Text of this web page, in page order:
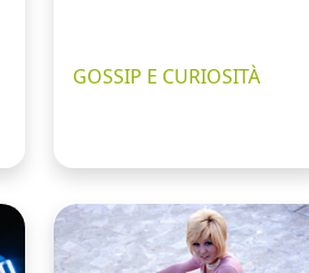
GOSSIP E CURIOSITÀ